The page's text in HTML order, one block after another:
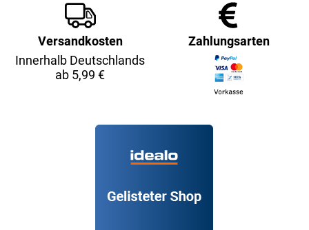
Versandkosten
Innerhalb Deutschlands
ab 5,99 €
Zahlungsarten